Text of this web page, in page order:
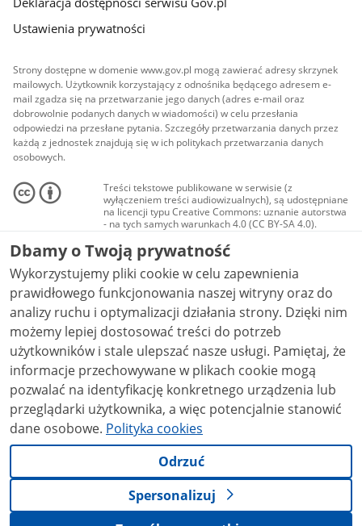
Ustawienia prywatności
Strony dostępne w domenie www.gov.pl mogą zawierać adresy skrzynek
mailowych. Użytkownik korzystający z odnośnika będącego adresem e-
mail zgadza się na przetwarzanie jego danych (adres e-mail oraz
dobrowolnie podanych danych w wiadomości) w celu przesłania
odpowiedzi na przesłane pytania. Szczegóły przetwarzania danych przez
każdą z jednostek znajdują się w ich politykach przetwarzania danych
osobowych.
Treści tekstowe publikowane w serwisie (z
wyłączeniem treści audiowizualnych), są udostępniane
na licencji typu Creative Commons: uznanie autorstwa
- na tych samych warunkach 4.0 (CC BY-SA 4.0).
Materiały audiowizualne, w tym zdjęcia, materiały
audio i wideo, są udostępniane na licencji typu
Creative Commons: uznanie autorstwa użycie
niekomercyjne - bez utworów zależnych 4.0 (CC BY-
NC-ND 4.0), o ile nie jest to stwierdzone inaczej.
Dbamy o Twoją prywatność
Wykorzystujemy pliki cookie w celu zapewnienia
prawidłowego funkcjonowania naszej witryny oraz do
analizy ruchu i optymalizacji działania strony. Dzięki nim
możemy lepiej dostosować treści do potrzeb
użytkowników i stale ulepszać nasze usługi. Pamiętaj, że
informacje przechowywane w plikach cookie mogą
pozwalać na identyfikację konkretnego urządzenia lub
przeglądarki użytkownika, a więc potencjalnie stanowić
dane osobowe. Polityka cookies
Odrzuć
Spersonalizuj